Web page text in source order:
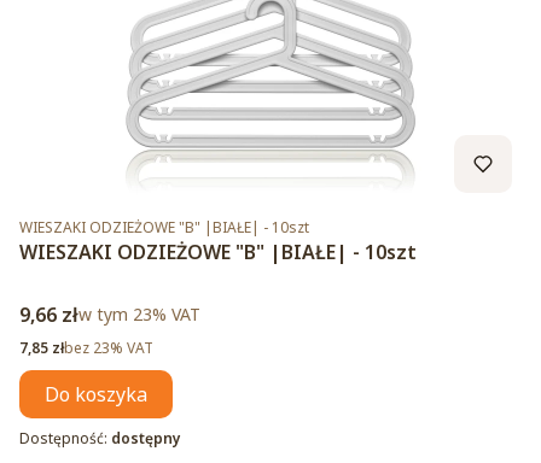
Kod produktu
WIESZAKI ODZIEŻOWE "B" |BIAŁE| - 10szt
WIESZAKI ODZIEŻOWE "B" |BIAŁE| - 10szt
Cena brutto
9,66 złw tym %s VAT
w tym 23% VAT
Cena netto
7,85 złbez 23% VAT
Do koszyka
Dostępność: dostępny